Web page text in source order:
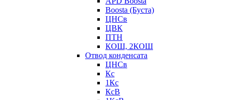
Boosta (Буста)
ЦНСв
ЦВК
ПТН
КОШ, 2КОШ
Отвод конденсата
ЦНСв
Кс
1Кс
КсВ